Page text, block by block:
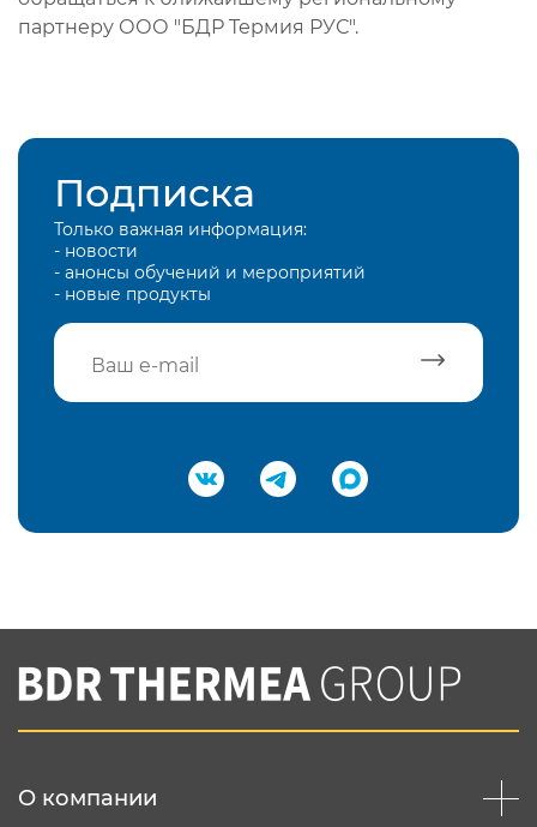
партнеру ООО "БДР Термия РУС".
Подписка
Только важная информация:
- новости
- анонсы обучений и мероприятий
- новые продукты
Подтвердить e-mail
Вы соглашаетесь с нашей политикой
конфеденциальности
О компании